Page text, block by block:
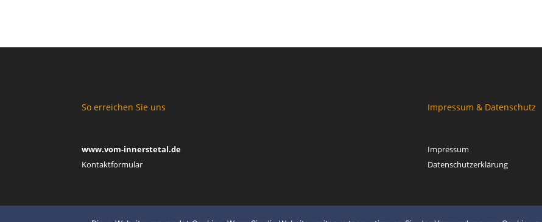
So erreichen Sie uns
www.vom-innerstetal.de
Kontaktformular
Impressum & Datenschutz
Impressum
Datenschutzerklärung